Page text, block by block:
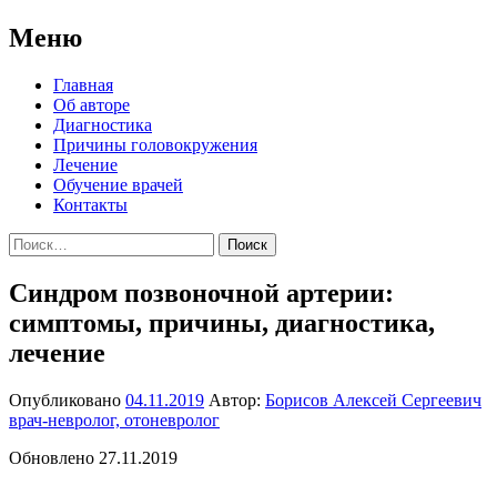
Меню
Перейти
содержимому
Главная
Об авторе
Диагностика
Причины головокружения
Лечение
Обучение врачей
Контакты
Найти:
Синдром позвоночной артерии:
симптомы, причины, диагностика,
лечение
Опубликовано 04.11.2019 Автор: Борисов Алексей Сергеевич
врач-невролог, отоневролог
Обновлено 27.11.2019